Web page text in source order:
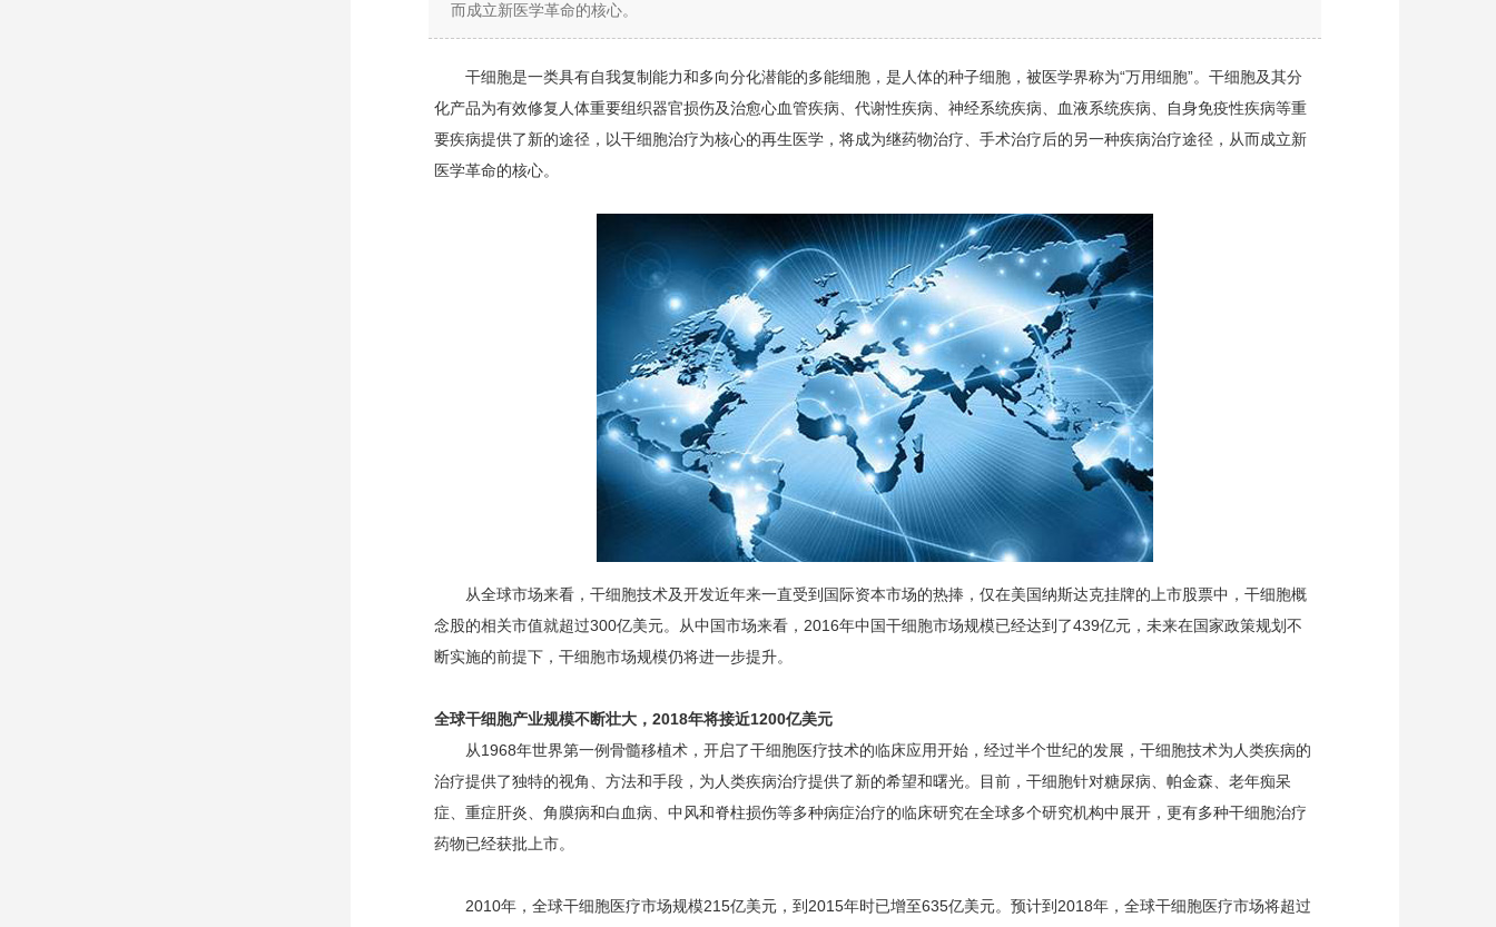
而成立新医学革命的核心。
干细胞是一类具有自我复制能力和多向分化潜能的多能细胞，是人体的种子细胞，被医学界称为“万用细胞”。干细胞及其分
化产品为有效修复人体重要组织器官损伤及治愈心血管疾病、代谢性疾病、神经系统疾病、血液系统疾病、自身免疫性疾病等重
要疾病提供了新的途径，以干细胞治疗为核心的再生医学，将成为继药物治疗、手术治疗后的另一种疾病治疗途径，从而成立新
医学革命的核心。
从全球市场来看，干细胞技术及开发近年来一直受到国际资本市场的热捧，仅在美国纳斯达克挂牌的上市股票中，干细胞概
念股的相关市值就超过300亿美元。从中国市场来看，2016年中国干细胞市场规模已经达到了439亿元，未来在国家政策规划不
断实施的前提下，干细胞市场规模仍将进一步提升。
全球干细胞产业规模不断壮大，2018年将接近1200亿美元
从1968年世界第一例骨髓移植术，开启了干细胞医疗技术的临床应用开始，经过半个世纪的发展，干细胞技术为人类疾病的
治疗提供了独特的视角、方法和手段，为人类疾病治疗提供了新的希望和曙光。目前，干细胞针对糖尿病、帕金森、老年痴呆
症、重症肝炎、角膜病和白血病、中风和脊柱损伤等多种病症治疗的临床研究在全球多个研究机构中展开，更有多种干细胞治疗
药物已经获批上市。
2010年，全球干细胞医疗市场规模215亿美元，到2015年时已增至635亿美元。预计到2018年，全球干细胞医疗市场将超过